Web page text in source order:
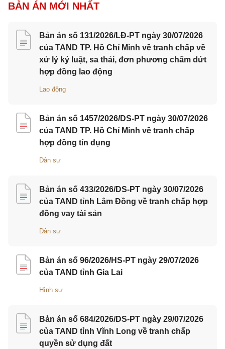
BẢN ÁN MỚI NHẤT
Bản án số 131/2026/LĐ-PT ngày 30/07/2026
của TAND TP. Hồ Chí Minh về tranh chấp về
xử lý kỷ luật, sa thải, đơn phương chấm dứt
hợp đồng lao động
Lao động
Bản án số 1457/2026/DS-PT ngày 30/07/2026
của TAND TP. Hồ Chí Minh về tranh chấp
hợp đồng tín dụng
Dân sự
Bản án số 433/2026/DS-PT ngày 30/07/2026
của TAND tỉnh Lâm Đồng về tranh chấp hợp
đồng vay tài sản
Dân sự
Bản án số 96/2026/HS-PT ngày 29/07/2026
của TAND tỉnh Gia Lai
Hình sự
Bản án số 684/2026/DS-PT ngày 29/07/2026
của TAND tỉnh Vĩnh Long về tranh chấp
quyền sử dụng đất